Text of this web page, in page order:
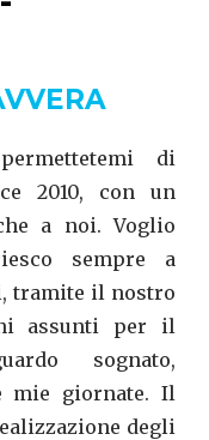
di
2010, con un
a noi. Voglio
sempre a
tramite il nostro
assunti per il
sognato,
mie giornate. Il
degli